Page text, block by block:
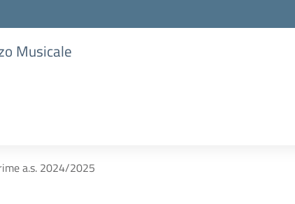
Musicale
a.s. 2024/2025